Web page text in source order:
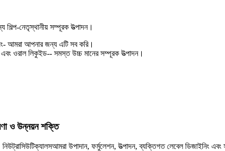
শিল্প-নেতৃস্থানীয় সম্পূরক উত্পাদন।
আমরা আপনার জন্য এটি সব করি।
ওরাল লিকুইড-- সমস্ত উচ্চ মানের সম্পূরক উত্পাদন।
ও উন্নয়ন শক্তি
আমরা উপাদান, ফর্মুলেশন, উত্পাদন, ব্যক্তিগত লেবেল ডিজাইনিং